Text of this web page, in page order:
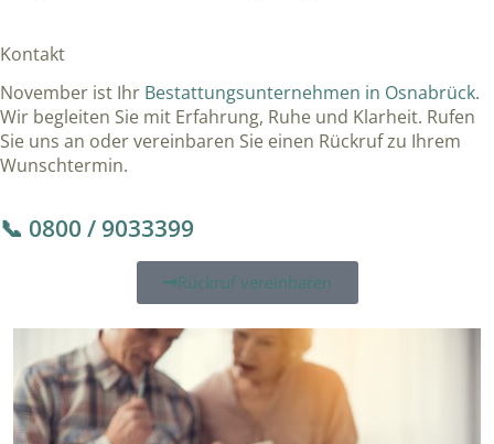
Kontakt
November ist Ihr Bestattungsunternehmen in Osnabrück.
Wir begleiten Sie mit Erfahrung, Ruhe und Klarheit. Rufen
Sie uns an oder vereinbaren Sie einen Rückruf zu Ihrem
Wunschtermin.
📞 0800 / 9033399
Rückruf vereinbaren